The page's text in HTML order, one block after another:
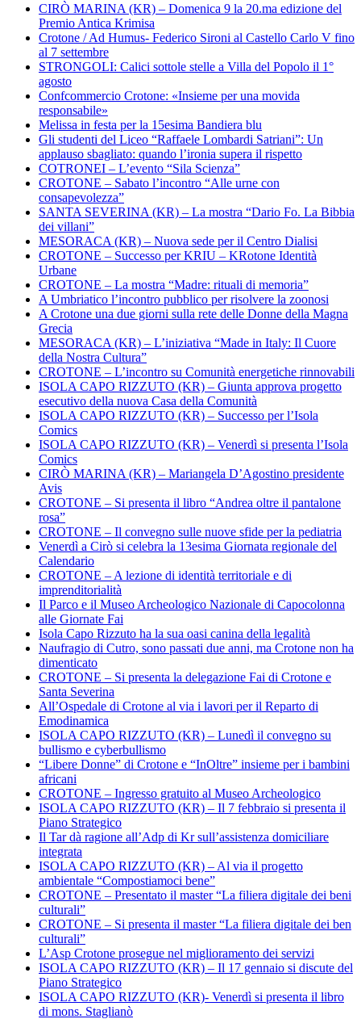
CIRÒ MARINA (KR) – Domenica 9 la 20.ma edizione del
Premio Antica Krimisa
Crotone / Ad Humus- Federico Sironi al Castello Carlo V fino
al 7 settembre
STRONGOLI: Calici sottole stelle a Villa del Popolo il 1°
agosto
Confcommercio Crotone: «Insieme per una movida
responsabile»
Melissa in festa per la 15esima Bandiera blu
Gli studenti del Liceo “Raffaele Lombardi Satriani”: Un
applauso sbagliato: quando l’ironia supera il rispetto
COTRONEI – L’evento “Sila Scienza”
CROTONE – Sabato l’incontro “Alle urne con
consapevolezza”
SANTA SEVERINA (KR) – La mostra “Dario Fo. La Bibbia
dei villani”
MESORACA (KR) – Nuova sede per il Centro Dialisi
CROTONE – Successo per KRIU – KRotone Identità
Urbane
CROTONE – La mostra “Madre: rituali di memoria”
A Umbriatico l’incontro pubblico per risolvere la zoonosi
A Crotone una due giorni sulla rete delle Donne della Magna
Grecia
MESORACA (KR) – L’iniziativa “Made in Italy: Il Cuore
della Nostra Cultura”
CROTONE – L’incontro su Comunità energetiche rinnovabili
ISOLA CAPO RIZZUTO (KR) – Giunta approva progetto
esecutivo della nuova Casa della Comunità
ISOLA CAPO RIZZUTO (KR) – Successo per l’Isola
Comics
ISOLA CAPO RIZZUTO (KR) – Venerdì si presenta l’Isola
Comics
CIRÒ MARINA (KR) – Mariangela D’Agostino presidente
Avis
CROTONE – Si presenta il libro “Andrea oltre il pantalone
rosa”
CROTONE – Il convegno sulle nuove sfide per la pediatria
Venerdì a Cirò si celebra la 13esima Giornata regionale del
Calendario
CROTONE – A lezione di identità territoriale e di
imprenditorialità
Il Parco e il Museo Archeologico Nazionale di Capocolonna
alle Giornate Fai
Isola Capo Rizzuto ha la sua oasi canina della legalità
Naufragio di Cutro, sono passati due anni, ma Crotone non ha
dimenticato
CROTONE – Si presenta la delegazione Fai di Crotone e
Santa Severina
All’Ospedale di Crotone al via i lavori per il Reparto di
Emodinamica
ISOLA CAPO RIZZUTO (KR) – Lunedì il convegno su
bullismo e cyberbullismo
“Libere Donne” di Crotone e “InOltre” insieme per i bambini
africani
CROTONE – Ingresso gratuito al Museo Archeologico
ISOLA CAPO RIZZUTO (KR) – Il 7 febbraio si presenta il
Piano Strategico
Il Tar dà ragione all’Adp di Kr sull’assistenza domiciliare
integrata
ISOLA CAPO RIZZUTO (KR) – Al via il progetto
ambientale “Compostiamoci bene”
CROTONE – Presentato il master “La filiera digitale dei beni
culturali”
CROTONE – Si presenta il master “La filiera digitale dei ben
culturali”
L’Asp Crotone prosegue nel miglioramento dei servizi
ISOLA CAPO RIZZUTO (KR) – Il 17 gennaio si discute del
Piano Strategico
ISOLA CAPO RIZZUTO (KR)- Venerdì si presenta il libro
di mons. Staglianò